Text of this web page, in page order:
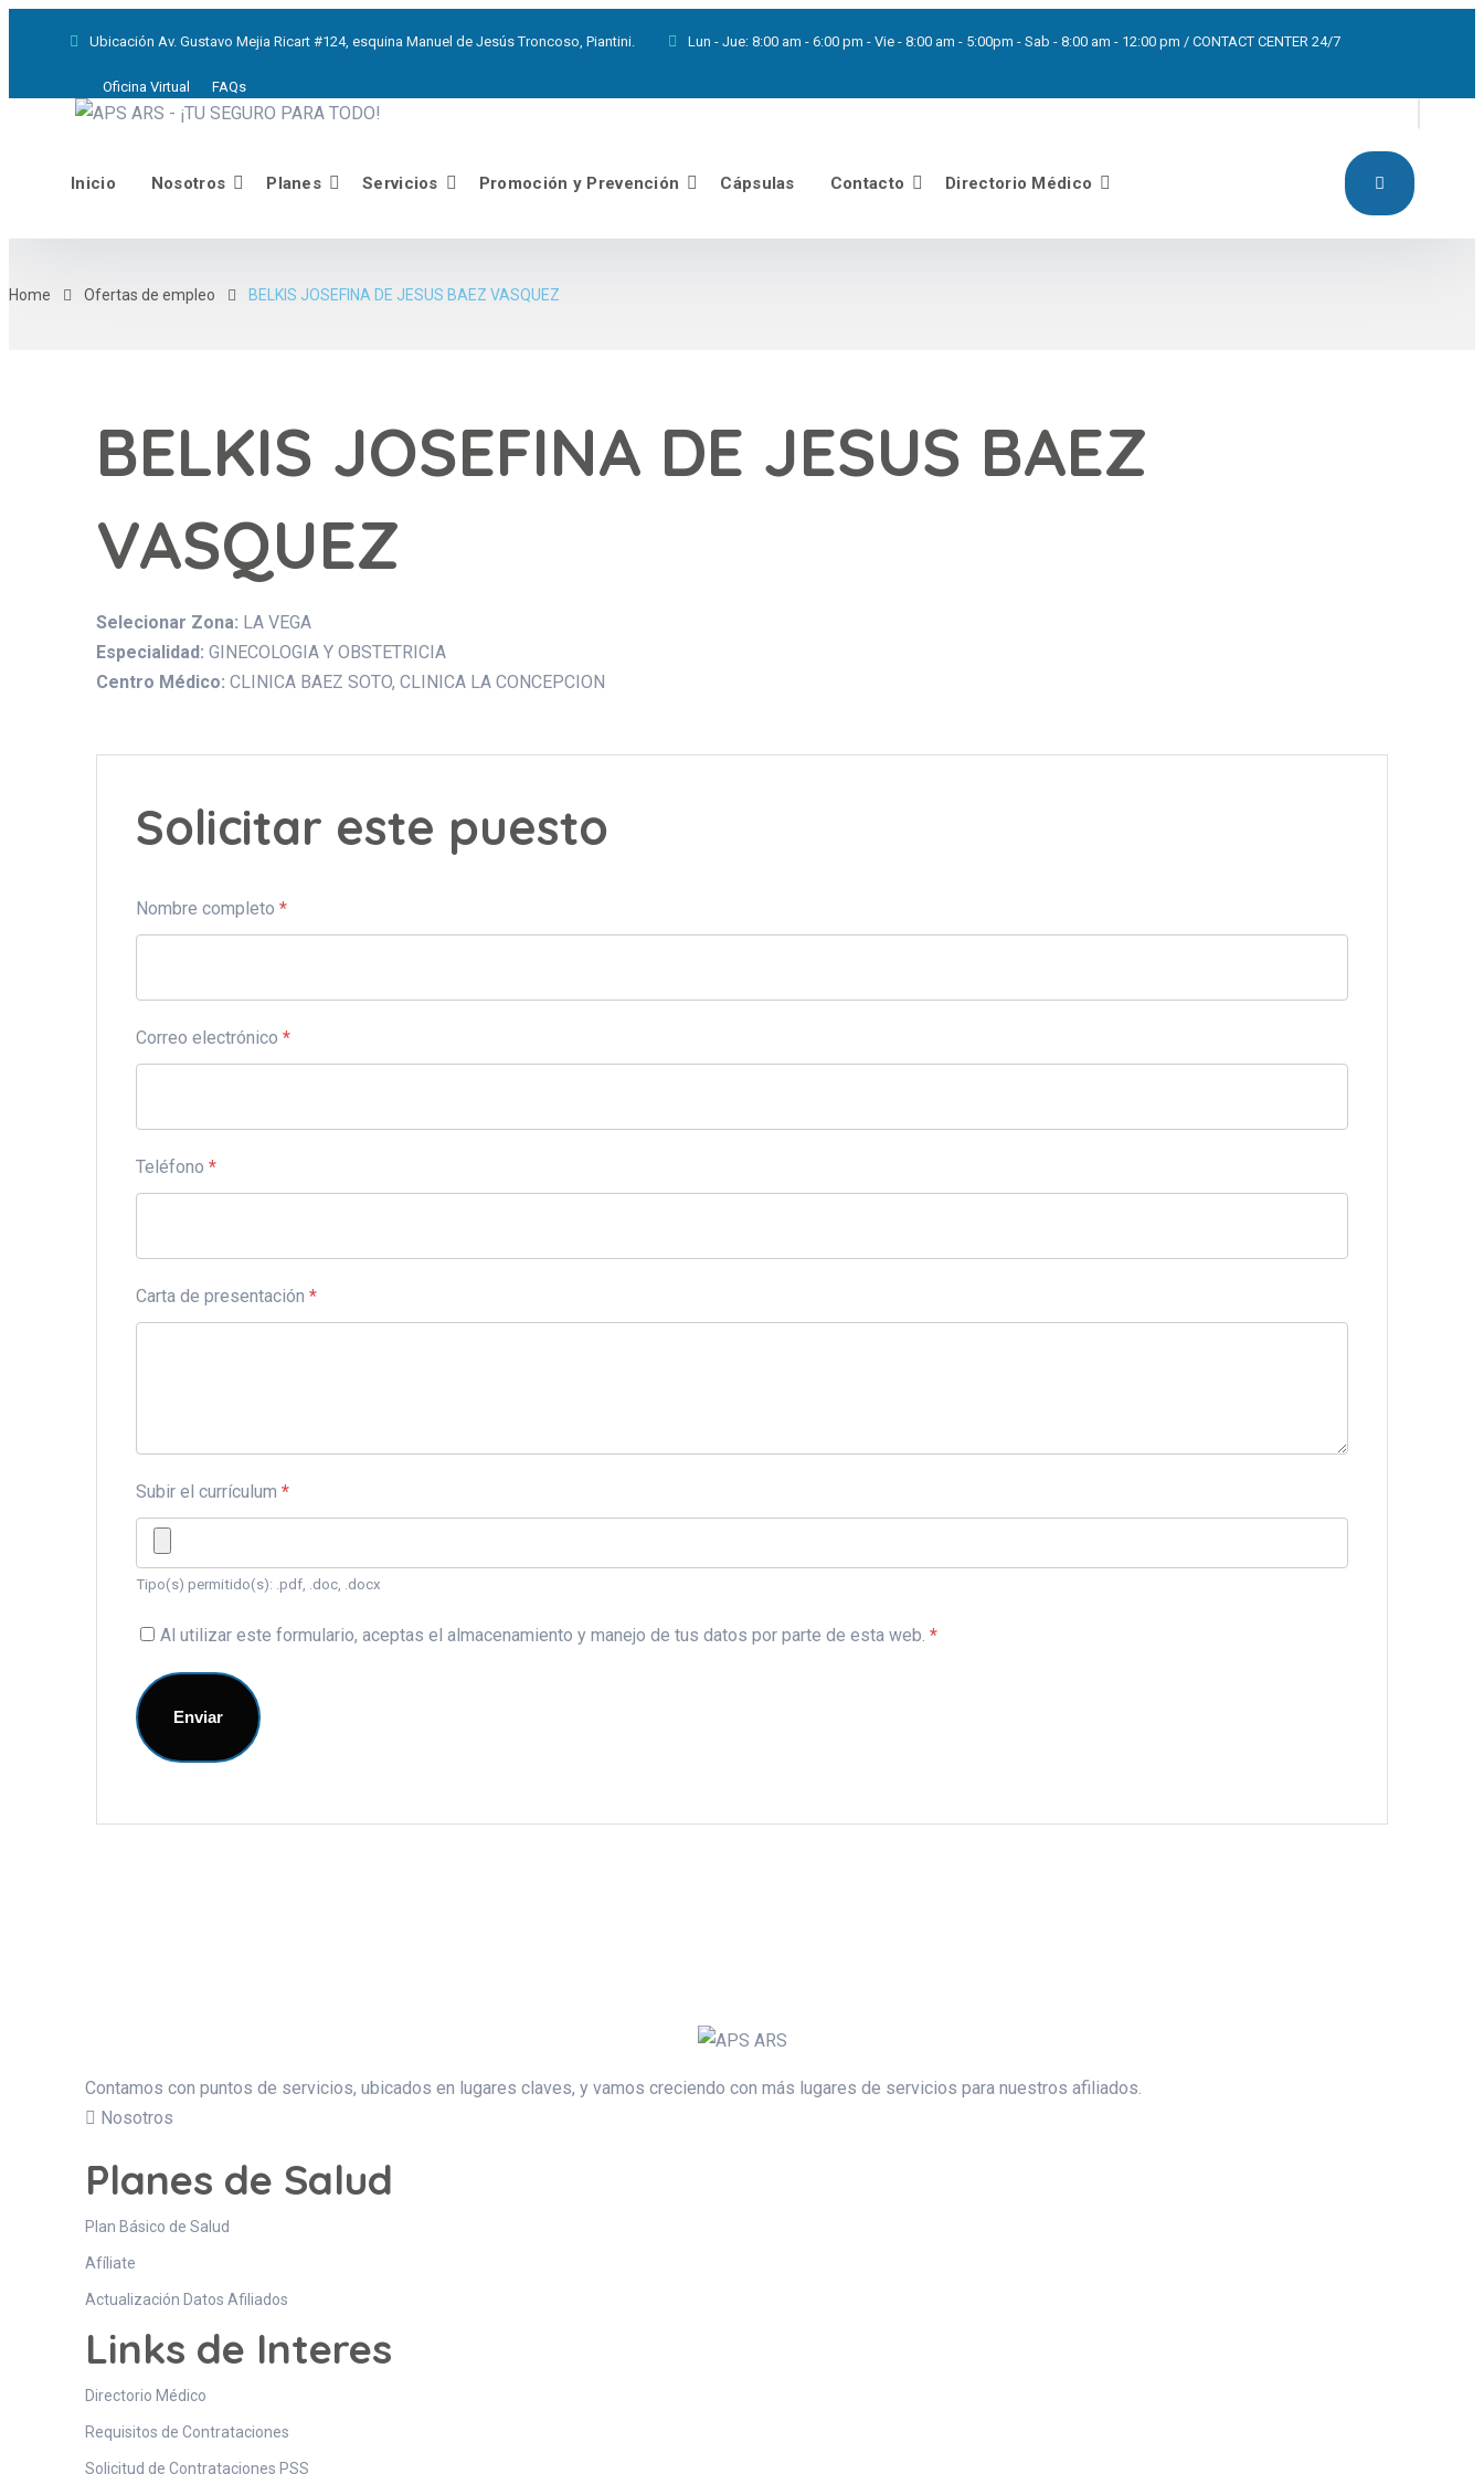
Ubicación Av. Gustavo Mejia Ricart #124, esquina Manuel de Jesús Troncoso, Piantini. Lun - Jue: 8:00 am - 6:00 pm - Vie - 8:00 am - 5:00pm - Sab - 8:00 am - 12:00 pm / CONTACT CENTER 24/7
Oficina Virtual FAQs
Inicio Nosotros Planes Servicios Promoción y Prevención Cápsulas Contacto Directorio Médico
Home Ofertas de empleo BELKIS JOSEFINA DE JESUS BAEZ VASQUEZ
BELKIS JOSEFINA DE JESUS BAEZ
VASQUEZ
Selecionar Zona: LA VEGA
Especialidad: GINECOLOGIA Y OBSTETRICIA
Centro Médico: CLINICA BAEZ SOTO CLINICA LA CONCEPCION
Solicitar este puesto
Nombre completo *
Correo electrónico *
Teléfono *
Carta de presentación *
Subir el currículum *
Tipo(s) permitido(s): .pdf, .doc, .docx
Al utilizar este formulario, aceptas el almacenamiento y manejo de tus datos por parte de esta web. *
Contamos con puntos de servicios, ubicados en lugares claves, y vamos creciendo con más lugares de servicios para nuestros afiliados.
Nosotros
Planes de Salud
Plan Básico de Salud
Afíliate
Actualización Datos Afiliados
Links de Interes
Directorio Médico
Requisitos de Contrataciones
Solicitud de Contrataciones PSS